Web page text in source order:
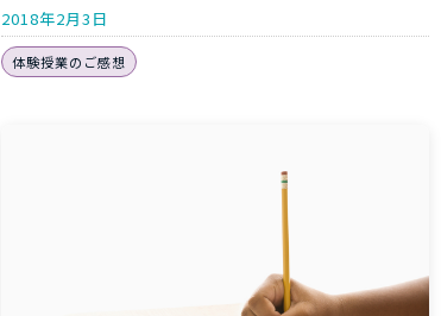
2018年2月3日
体験授業のご感想